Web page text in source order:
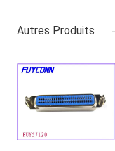
Autres Produits